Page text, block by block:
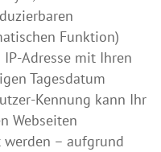
Funktion)
Adresse mit Ihren
Tagesdatum
Kennung kann Ihr
Webseiten
– aufgrund